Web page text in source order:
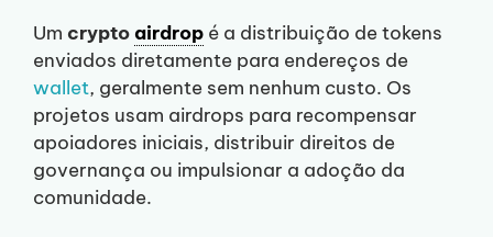
Um cryptoairdrop é a distribuição de tokens
enviados diretamente para endereços de
wallet, geralmente sem nenhum custo. Os
projetos usam airdrops para recompensar
apoiadores iniciais, distribuir direitos de
governança ou impulsionar a adoção da
comunidade.